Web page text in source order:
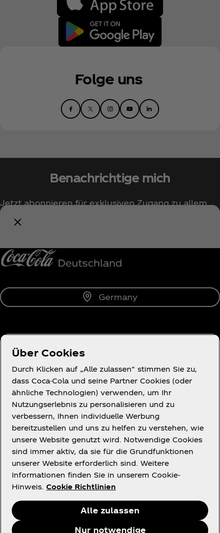
Folge uns
Benachrichtige mich
Jetzt abonnieren für exklusiven Zugang zu allem
rund um Coca‑Cola!
Germany
Über uns
Du brauchst Hilfe?
Rechtliches
Facebook
Über Cookies
Durch Klicken auf „Alle zulassen“ stimmen Sie zu,
dass Coca-Cola und seine Partner Cookies (oder
ähnliche Technologien) verwenden, um Ihr
Nutzungserlebnis zu personalisieren und zu
verbessern, Ihnen individuelle Werbung
bereitzustellen und uns zu helfen zu verstehen, wie
unsere Website genutzt wird. Notwendige Cookies
sind immer aktiv, da sie für die Grundfunktionen
unserer Website erforderlich sind. Weitere
Informationen finden Sie in unserem Cookie-
Hinweis. Cookie Richtlinien
Alle zulassen
Nur notwendige